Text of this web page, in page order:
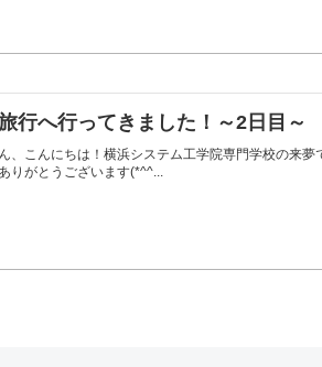
行へ行ってきました！～2日目～
、こんにちは！横浜システム工学院専門学校の来
りがとうございます(*^^...